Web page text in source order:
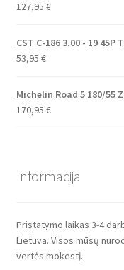
127,95 €
CST C-186 3.00 - 19 45P
53,95 €
Michelin Road 5 180/55
170,95 €
Informacija
Pristatymo laikas 3-4
Lietuva. Visos mūsų
vertės mokestį.